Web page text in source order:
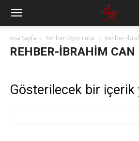
Ana Sayfa Rehber-Oyuncular Rehber-
REHBER-İBRAHIM CAN
Gösterilecek bir içerik